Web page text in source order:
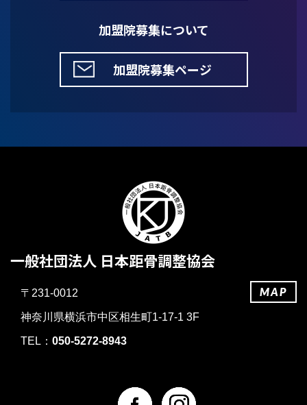
加盟院募集について
加盟院募集ページ
一般社団法人 日本距骨調整協会
〒231-0012
神奈川県横浜市中区相生町1-17-1 3F
TEL： 050-5272-8943
MAP